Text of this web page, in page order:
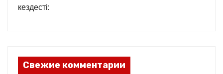
кездесті:
Свежие комментарии